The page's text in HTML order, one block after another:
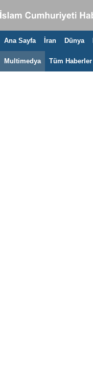
Ana Sayfa İran Dünya
Multimedya Tüm Haberler